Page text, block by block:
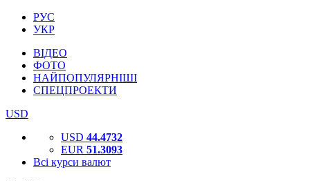
РУС
УКР
ВІДЕО
ФОТО
НАЙПОПУЛЯРНІШІ
СПЕЦПРОЕКТИ
USD
USD 44.4732
EUR 51.3093
Всі курси валют